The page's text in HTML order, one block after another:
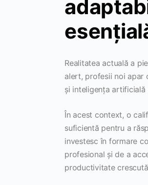
Realitatea actuală a
alert, profesii noi apar
și inteligența artificială
În acest context, o
suficientă pentru a
investesc în formare
profesional și de a
productivitate